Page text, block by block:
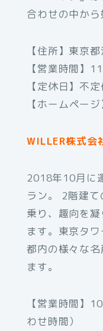
合わせの中から
【住所】東京
【営業時間】
【定休日】不
【ホームペー
WILLER株式会
2018年10月に
ラン。 2階建
乗り、趣向を
ます。東京タワ
都内の様々な
ます。
【営業時間】
わせ時間）